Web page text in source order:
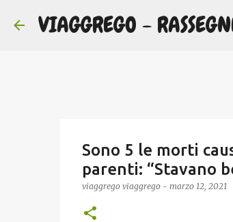
VIAGGREGO -
Sono 5 le morti
parenti: “Stavano
viaggrego viaggrego - marzo 12, 2021